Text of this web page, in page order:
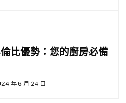
比優勢：您的廚房必備
年 6 月 24 日